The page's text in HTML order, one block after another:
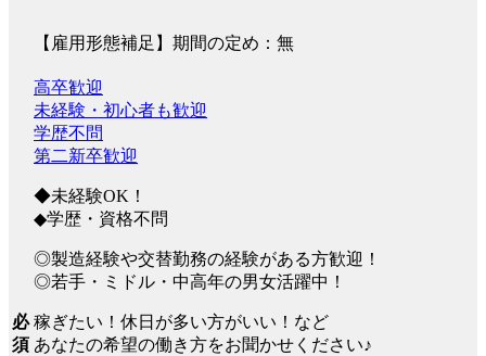
【雇用形態補足】期間の定め：無
必
須
高卒歓迎
未経験・初心者も歓迎
学歴不問
第二新卒歓迎
◆未経験OK！
◆学歴・資格不問
◎製造経験や交替勤務の経験がある方歓迎！
◎若手・ミドル・中高年の男女活躍中！
稼ぎたい！休日が多い方がいい！など
あなたの希望の働き方をお聞かせください♪